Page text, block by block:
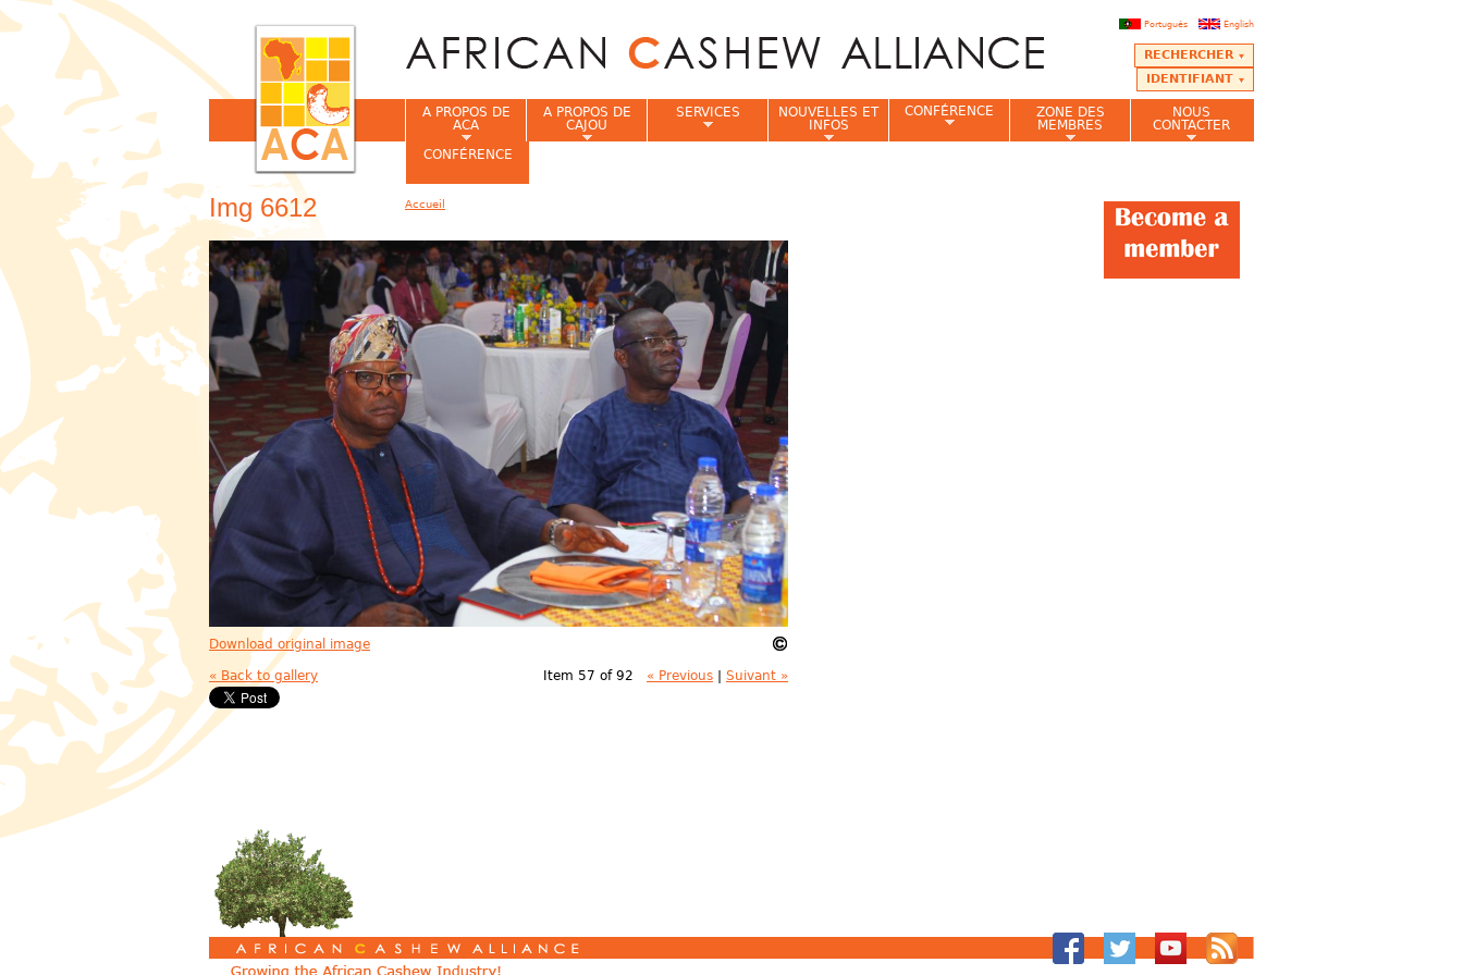
English
Português
RECHERCHER
IDENTIFIANT
Img 6612
Download original image
« Back to gallery Item 57 of 92 « Previous | Suivant »
A PROPOS DE
ACA
A PROPOS DE
CAJOU
SERVICES
NOUVELLES ET
INFOS
CONFÉRENCE
ZONE DES
MEMBRES
NOUS
CONTACTER
CONFÉRENCE
Accueil